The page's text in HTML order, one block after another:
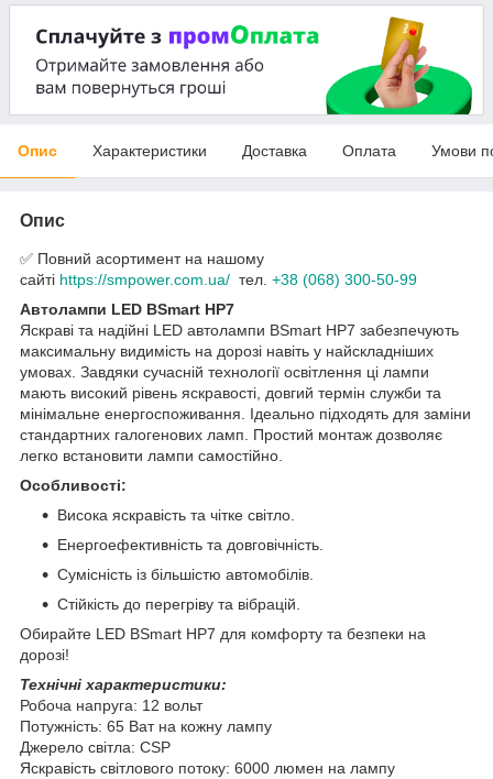
Опис Характеристики Доставка Оплата Умови
Опис
✅ Повний асортимент на нашому
сайті https://smpower.com.ua/ тел. +38 (068) 300-50-99
Автолампи LED BSmart HP7
Яскраві та надійні LED автолампи BSmart HP7 забезпечують
максимальну видимість на дорозі навіть у найскладніших
умовах. Завдяки сучасній технології освітлення ці лампи
мають високий рівень яскравості, довгий термін служби та
мінімальне енергоспоживання. Ідеально підходять для заміни
стандартних галогенових ламп. Простий монтаж дозволяє
легко встановити лампи самостійно.
Особливості:
Висока яскравість та чітке світло.
Енергоефективність та довговічність.
Сумісність із більшістю автомобілів.
Стійкість до перегріву та вібрацій.
Обирайте LED BSmart HP7 для комфорту та безпеки на
дорозі!
Технічні характеристики:
Робоча напруга: 12 вольт
Потужність: 65 Ват на кожну лампу
Джерело світла: CSP
Яскравість світлового потоку: 6000 люмен на лампу